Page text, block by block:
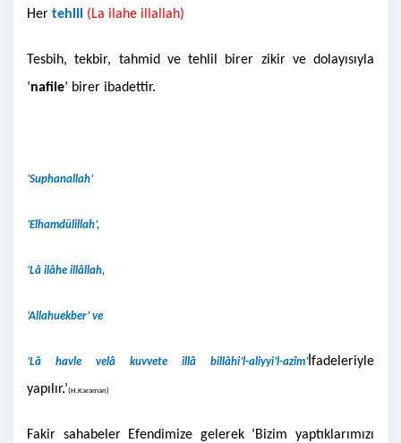
Her tehlil (La ilahe illallah)
Tesbih, tekbir, tahmid ve tehlil birer zikir ve dolayısıyla
‘nafile’ birer ibadettir.
‘Suphanallah’
’Elhamdülillah’,
‘Lâ ilâhe illâllah,
‘Allahuekber’ ve
‘Lâ havle velâ kuvvete illâ billâhi’l-aliyyi’l-azîm’İfadeleriyle
yapılır.’(H.Karaman)
Fakir sahabeler Efendimize gelerek ‘Bizim yaptıklarımızı